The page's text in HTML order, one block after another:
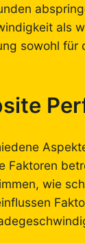
als
sowohl
Faktoren
wie